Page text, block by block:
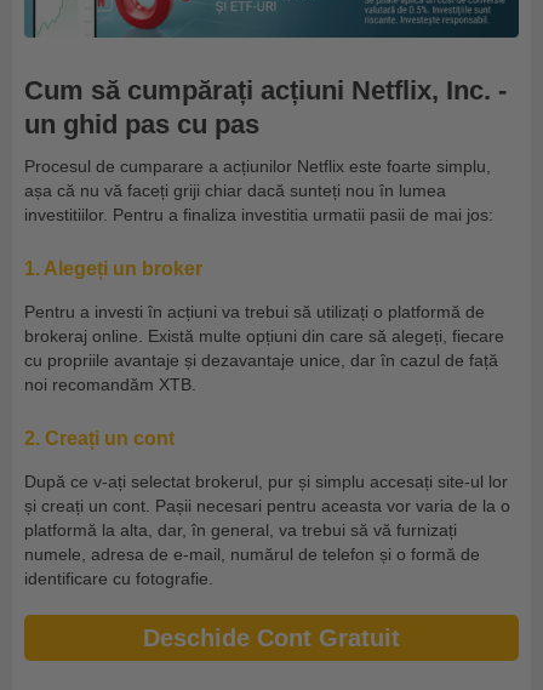
Cum să cumpărați acțiuni Netflix, Inc. -
un ghid pas cu pas
Procesul de cumparare a acțiunilor Netflix este foarte simplu,
așa că nu vă faceți griji chiar dacă sunteți nou în lumea
investitiilor. Pentru a finaliza investitia urmatii pasii de mai jos:
1. Alegeți un broker
Pentru a investi în acțiuni va trebui să utilizați o platformă de
brokeraj online. Există multe opțiuni din care să alegeți, fiecare
cu propriile avantaje și dezavantaje unice, dar în cazul de față
noi recomandăm XTB.
2. Creați un cont
După ce v-ați selectat brokerul, pur și simplu accesați site-ul lor
și creați un cont. Pașii necesari pentru aceasta vor varia de la o
platformă la alta, dar, în general, va trebui să vă furnizați
numele, adresa de e-mail, numărul de telefon și o formă de
identificare cu fotografie.
Deschide Cont Gratuit